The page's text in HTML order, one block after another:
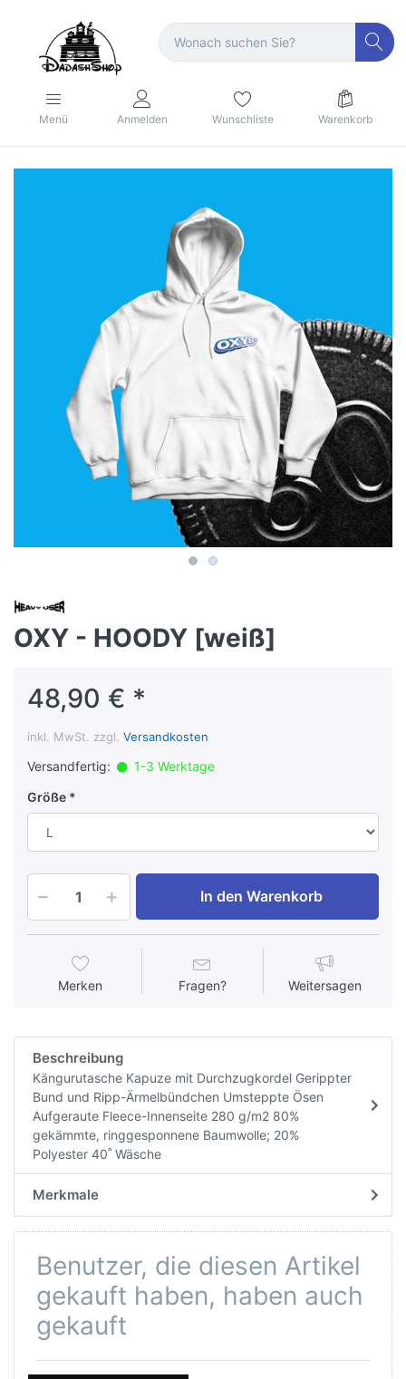
Menü Anmelden Wunschliste Warenkorb
OXY - HOODY [weiß]
48,90 € *
inkl. MwSt. zzgl. Versandkosten
Versandfertig:
1-3 Werktage
Größe
In den Warenkorb
Merken Fragen? Weitersagen
Beschreibung
Kängurutasche Kapuze mit Durchzugkordel Gerippter
Bund und Ripp-Ärmelbündchen Umsteppte Ösen
Aufgeraute Fleece-Innenseite 280 g/m2 80%
gekämmte, ringgesponnene Baumwolle; 20%
Polyester 40˚ Wäsche
Merkmale
Benutzer, die diesen Artikel
gekauft haben, haben auch
gekauft